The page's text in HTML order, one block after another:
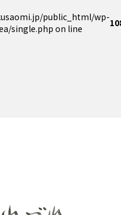
public_html/wp-
single.php on line